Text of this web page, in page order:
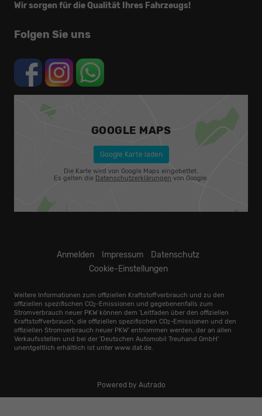
Wir sorgen für die Qualität Ihres Fahrzeugs!
Folgen Sie uns
GOOGLE MAPS
Google Karte laden
Die Karte wird von Google Maps eingebettet.
Es gelten die Datenschutzerklärungen von Google.
Anmelden Impressum
Datenschutz
Cookie-Einstellungen
Weitere Informationen zum offiziellen Kraftstoffverbrauch und zu den
offiziellen spezifischen CO2 -Emissionen und gegebenenfalls zum
Stromverbrauch neuer PKW können dem 'Leitfaden über den offiziellen
Kraftstoffverbrauch, die offiziellen spezifischen CO2 -Emissionen und den
offiziellen Stromverbrauch neuer PKW' entnommen werden, der an allen
Verkaufsstellen und bei der 'Deutschen Automobil Treuhand GmbH'
unentgeltlich erhältlich ist unter www.dat.de.
Powered by Autrado